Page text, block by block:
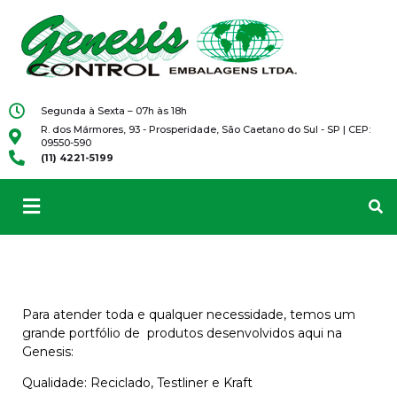
Segunda à Sexta – 07h às 18h
R. dos Mármores, 93 - Prosperidade, São Caetano do Sul - SP | CEP:
09550-590
(11) 4221-5199
Para atender toda e qualquer necessidade, temos um
grande portfólio de produtos desenvolvidos aqui na
Genesis:
Qualidade: Reciclado, Testliner e Kraft